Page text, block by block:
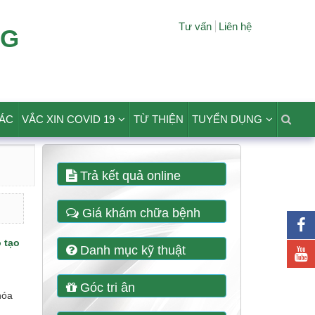
Tư vấn Liên hệ
VẮC XIN COVID 19 TỪ THIỆN TUYỂN DỤNG
tạo
Trả kết quả online
Giá khám chữa bệnh
Danh mục kỹ thuật
Góc tri ân